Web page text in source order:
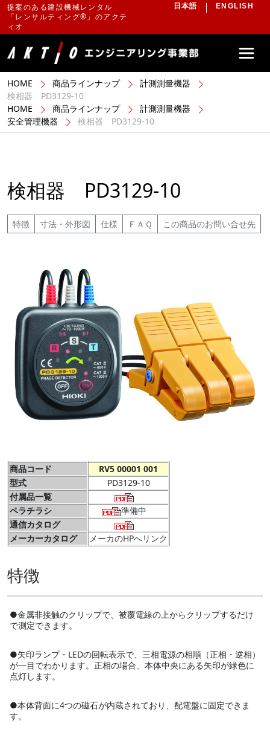
提案のある建設機械レンタル
「レンサルティング®」のアクテ
ィオ
日本語 ENGLISH
HOME 商品ラインナップ
計測測量機器
検相器 PD3129-10
HOME
商品ラインナップ
計測測量機器
安全管理機器
検相器 PD3129-10
検相器 PD3129-10
特徴 寸法・外形図 仕様 ＦＡＱ この商品のお問い合せ先
商品コード
RV5 00001 001
型式
PD3129-10
付属品一覧
ペラチラシ
準備中
通信カタログ
メーカーカタログ
メーカのHPへリンク
特徴
●金属非接触のクリップで、被覆電線の上からクリップするだけ
で測定できます。
●矢印ランプ・LEDの回転表示で、三相電源の相順（正相・逆相）
が一目でわかります。正相の場合、本体中央にある矢印が緑色に
点灯します。
●本体背面に4つの磁石が内蔵されており、配電盤に固定できま
す。